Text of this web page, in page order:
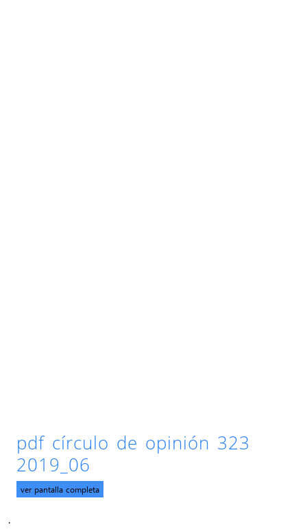
pdf círculo de opinión 323
2019_06
ver pantalla completa
.